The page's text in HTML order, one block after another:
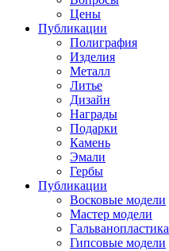
Цены
Публикации
Полиграфия
Изделия
Металл
Литье
Дизайн
Награды
Подарки
Камень
Эмали
Гербы
Публикации
Восковые модели
Мастер модели
Гальванопластика
Гипсовые модели